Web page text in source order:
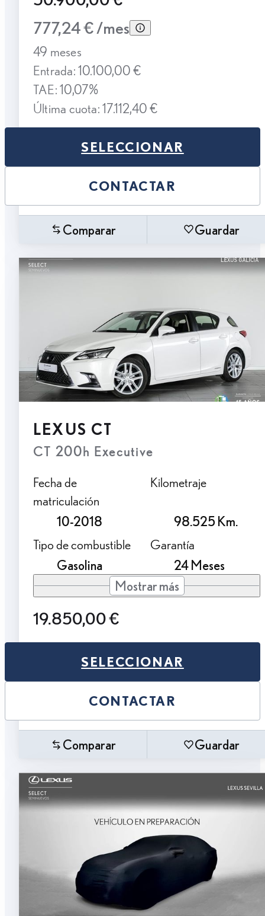
777,24 € /mes
49 meses
Entrada: 10.100,00 €
TAE: 10,07%
Última cuota: 17.112,40 €
SELECCIONAR
CONTACTAR
Comparar Guardar
LEXUS CT
CT 200h Executive
Fecha de
matriculación
10-2018
Kilometraje
98.525 Km.
Tipo de combustible
Gasolina
Garantía
24 Meses
Mostrar más
19.850,00 €
SELECCIONAR
CONTACTAR
Comparar Guardar